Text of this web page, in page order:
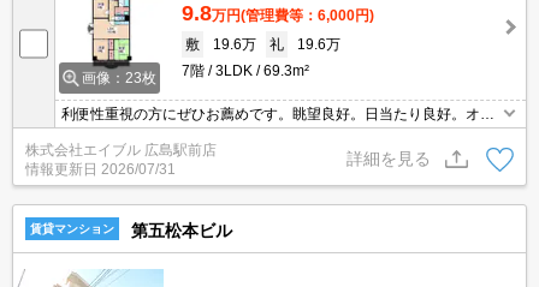
画像：23枚
9.8万円(管理費等：6,000円)
敷
19.6万 礼
19.6万
7階
3LDK 69.3m²
利便性重視の方にぜひお薦めです。眺望良好。日当たり良好。オー
トロック。エレベーターあり。
株式会社エイブル 広島駅前店
情報更新日 2026/07/31
詳細を見る
賃貸マンション 第五松本ビル